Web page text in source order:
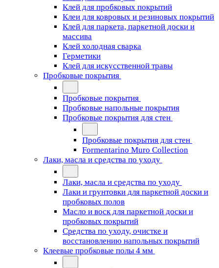
Клей для пробковых покрытий
Клеи для ковровых и резиновых покрытий
Клей для паркета, паркетной доски и
массива
Клей холодная сварка
Герметики
Клей для искусственной травы
Пробковые покрытия
Пробковые покрытия
Пробковые напольные покрытия
Пробковые покрытия для стен
Пробковые покрытия для стен
Formentarino Muro Collection
Лаки, масла и средства по уходу
Лаки, масла и средства по уходу
Лаки и грунтовки для паркетной доски и
пробковых полов
Масло и воск для паркетной доски и
пробковых покрытий
Средства по уходу, очистке и
восстановлению напольных покрытий
Клеевые пробковые полы 4 мм